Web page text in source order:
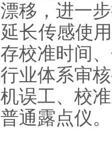
移，进一
长传感使
校准时间
业体系审
误工、校
通露点仪。